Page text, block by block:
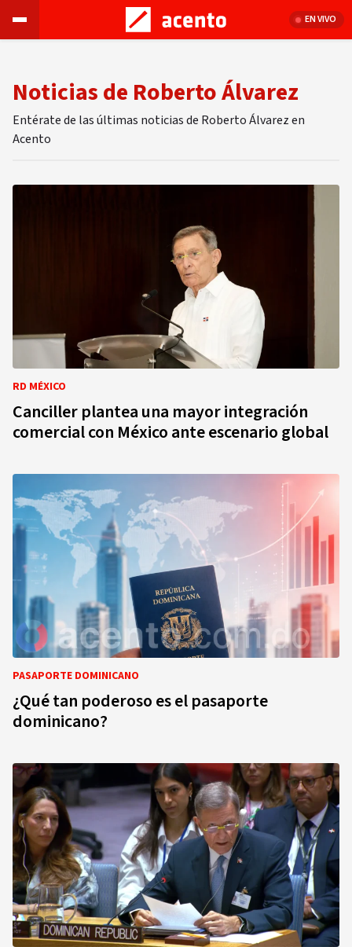
EN VIVO
Noticias de Roberto Álvarez
Entérate de las últimas noticias de Roberto Álvarez en
Acento
RD MÉXICO
Canciller plantea una mayor integración
comercial con México ante escenario global
PASAPORTE DOMINICANO
¿Qué tan poderoso es el pasaporte
dominicano?